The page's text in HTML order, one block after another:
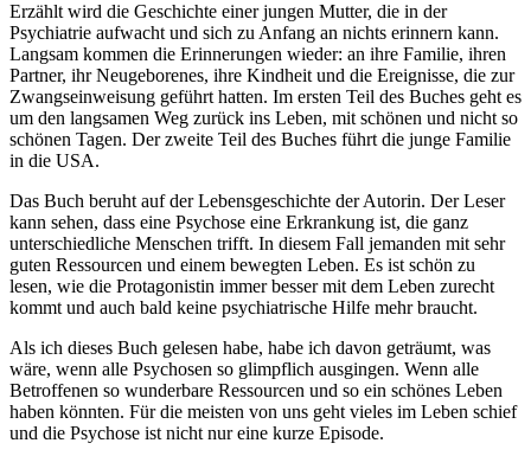
Erzählt wird die Geschichte einer jungen Mutter, die in der
Psychiatrie aufwacht und sich zu Anfang an nichts erinnern kann.
Langsam kommen die Erinnerungen wieder: an ihre Familie, ihren
Partner, ihr Neugeborenes, ihre Kindheit und die Ereignisse, die zur
Zwangseinweisung geführt hatten. Im ersten Teil des Buches geht es
um den langsamen Weg zurück ins Leben, mit schönen und nicht so
schönen Tagen. Der zweite Teil des Buches führt die junge Familie
in die USA.
Das Buch beruht auf der Lebensgeschichte der Autorin. Der Leser
kann sehen, dass eine Psychose eine Erkrankung ist, die ganz
unterschiedliche Menschen trifft. In diesem Fall jemanden mit sehr
guten Ressourcen und einem bewegten Leben. Es ist schön zu
lesen, wie die Protagonistin immer besser mit dem Leben zurecht
kommt und auch bald keine psychiatrische Hilfe mehr braucht.
Als ich dieses Buch gelesen habe, habe ich davon geträumt, was
wäre, wenn alle Psychosen so glimpflich ausgingen. Wenn alle
Betroffenen so wunderbare Ressourcen und so ein schönes Leben
haben könnten. Für die meisten von uns geht vieles im Leben schief
und die Psychose ist nicht nur eine kurze Episode.